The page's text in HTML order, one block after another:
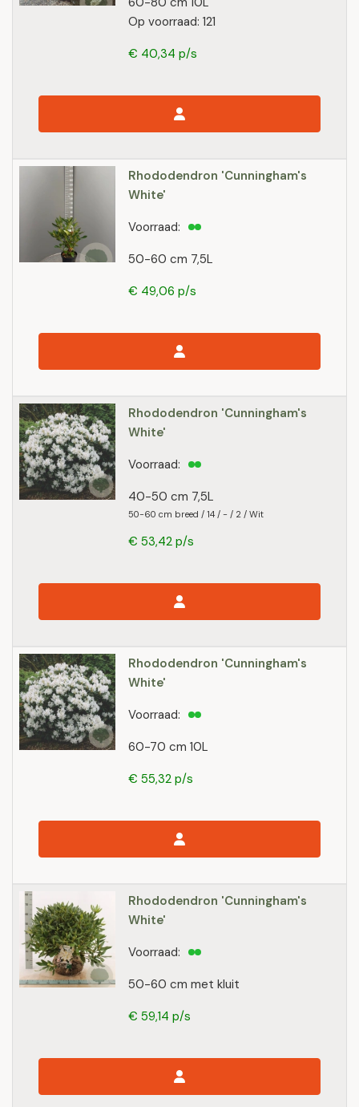
Op voorraad: 121
€ 40,34 p/s
Rhododendron 'Cunningham's
White'
50-60 cm 7,5L
Voorraad:
€ 49,06 p/s
Rhododendron 'Cunningham's
White'
40-50 cm 7,5L
50-60 cm breed / 14 / - / 2 / Wit
Voorraad:
€ 53,42 p/s
Rhododendron 'Cunningham's
White'
60-70 cm 10L
Voorraad:
€ 55,32 p/s
Rhododendron 'Cunningham's
White'
50-60 cm met kluit
Voorraad:
€ 59,14 p/s